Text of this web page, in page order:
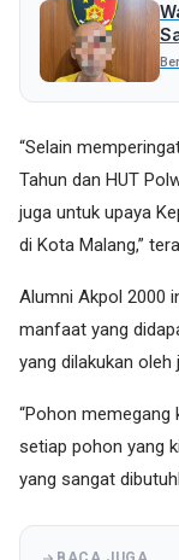
“Selain
Tahun dan HUT
juga untuk upaya
di Kota Malang,”
Alumni Akpol 2000
manfaat yang
yang dilakukan oleh
“Pohon memegang
setiap pohon yang
yang sangat